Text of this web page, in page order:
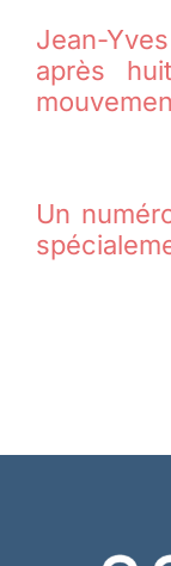
Jean-
après
Un